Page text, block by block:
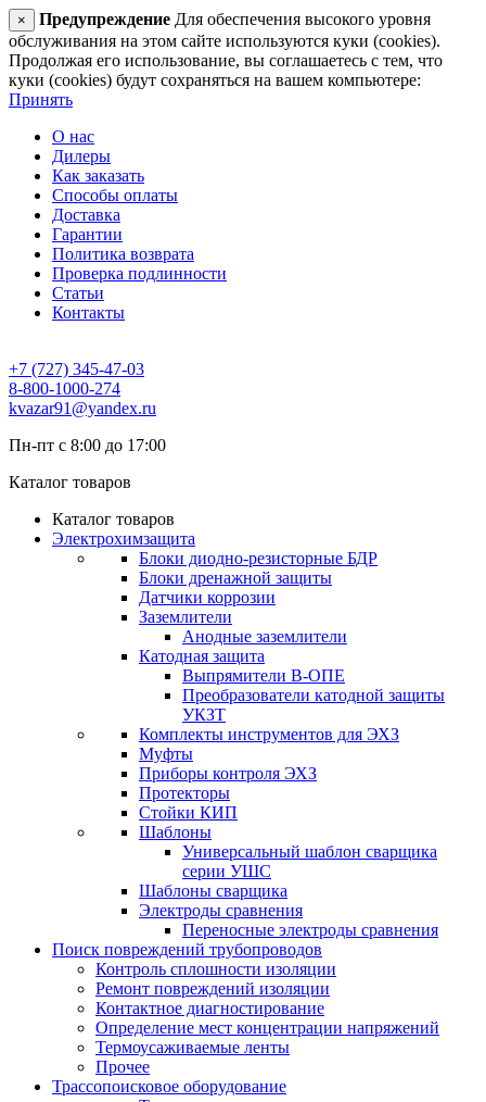
× Предупреждение Для обеспечения высокого уровня
обслуживания на этом сайте используются куки (cookies).
Продолжая его использование, вы соглашаетесь с тем, что
куки (cookies) будут сохраняться на вашем компьютере:
Принять
О нас
Дилеры
Как заказать
Способы оплаты
Доставка
Гарантии
Политика возврата
Проверка подлинности
Статьи
Контакты
+7 (727) 345-47-03
8-800-1000-274
kvazar91@yandex.ru
Пн-пт с 8:00 до 17:00
Каталог товаров
Каталог товаров
Электрохимзащита
Блоки диодно-резисторные БДР
Блоки дренажной защиты
Датчики коррозии
Заземлители
Анодные заземлители
Катодная защита
Выпрямители В-ОПЕ
Преобразователи катодной защиты
УКЗТ
Комплекты инструментов для ЭХЗ
Муфты
Приборы контроля ЭХЗ
Протекторы
Стойки КИП
Шаблоны
Универсальный шаблон сварщика
серии УШС
Шаблоны сварщика
Электроды сравнения
Переносные электроды сравнения
Поиск повреждений трубопроводов
Контроль сплошности изоляции
Ремонт повреждений изоляции
Контактное диагностирование
Определение мест концентрации напряжений
Термоусаживаемые ленты
Прочее
Трассопоисковое оборудование